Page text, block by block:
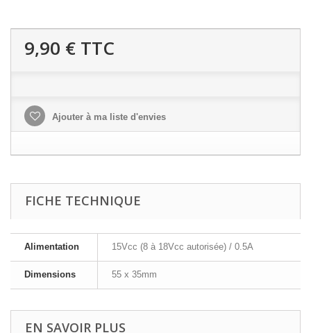
9,90 € TTC
Ajouter à ma liste d'envies
FICHE TECHNIQUE
Alimentation 15Vcc (8 à 18Vcc autorisée) / 0.5A
Dimensions 55 x 35mm
EN SAVOIR PLUS